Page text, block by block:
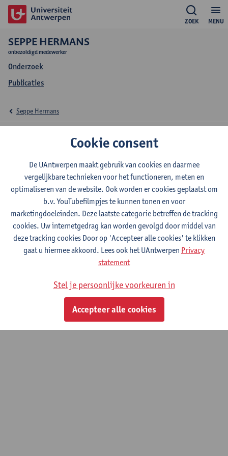
MENU
ZOEK
SEPPE HERMANS
onbezoldigd medewerker
Onderzoek
Publicaties
Onderzoek Seppe
Hermans
Seppe Hermans
Onderzoeksgroep
EduBROn
CookiebeleidGebruiksvoorwaarden
Cookie consent
De UAntwerpen maakt gebruik van cookies en daarmee
vergelijkbare technieken voor het functioneren, meten en
optimaliseren van de website. Ook worden er cookies geplaatst om
b.v. YouTubefilmpjes te kunnen tonen en voor
marketingdoeleinden. Deze laatste categorie betreffen de tracking
cookies. Uw internetgedrag kan worden gevolgd door middel van
deze tracking cookies Door op 'Accepteer alle cookies' te klikken
gaat u hiermee akkoord. Lees ook het UAntwerpen Privacy
statement
Stel je persoonlijke voorkeuren in
Accepteer alle cookies